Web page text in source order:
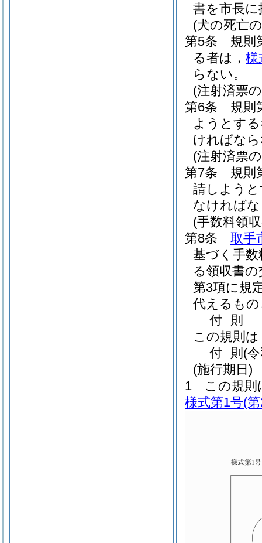
書を市長
(犬の死亡
第5条
規則
る者は， 様
らない。
(注射済票
第6条
規則
ようとす
ければな
(注射済票
第7条
規則
請しよう
なければ
(手数料領
第8条
取手
基づく手
る領収書
第3項に規
代えるも
付 則
この規則
付 則 (
(施行期日)
1
この規則
様式第1号(